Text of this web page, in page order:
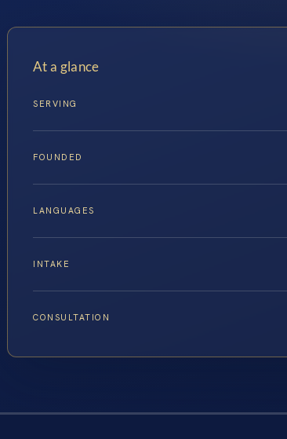
At a glance
SERVING
FOUNDED
LANGUAGES
INTAKE
CONSULTATION